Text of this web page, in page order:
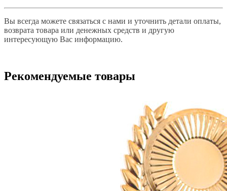
Вы всегда можете связаться с нами и уточнить детали оплаты,
возврата товара или денежных средств и другую
интересующую Вас информацию.
Рекомендуемые товары